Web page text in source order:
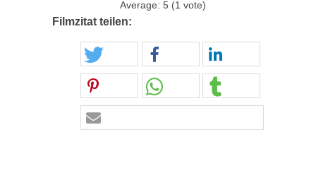
Average: 5 (1 vote)
Filmzitat teilen: